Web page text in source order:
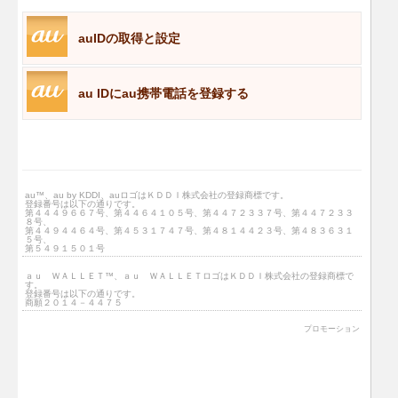
auIDの取得と設定
au IDにau携帯電話を登録する
au™、au by KDDI、auロゴはＫＤＤＩ株式会社の登録商標です。
登録番号は以下の通りです。
第４４４９６６７号、第４４６４１０５号、第４４７２３３７号、第４４７２３３
８号、
第４４９４４６４号、第４５３１７４７号、第４８１４４２３号、第４８３６３１
５号、
第５４９１５０１号
ａｕ ＷＡＬＬＥＴ™、ａｕ ＷＡＬＬＥＴロゴはＫＤＤＩ株式会社の登録商標で
す。
登録番号は以下の通りです。
商願２０１４－４４７５
プロモーション